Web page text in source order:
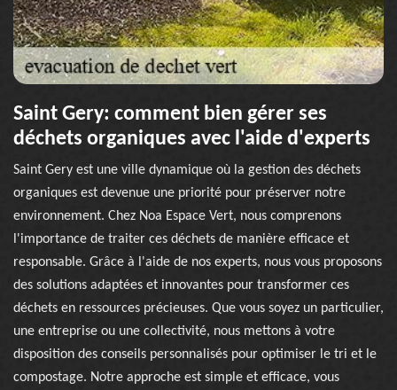
Saint Gery: comment bien gérer ses
déchets organiques avec l'aide d'experts
Saint Gery est une ville dynamique où la gestion des déchets
organiques est devenue une priorité pour préserver notre
environnement. Chez Noa Espace Vert, nous comprenons
l'importance de traiter ces déchets de manière efficace et
responsable. Grâce à l'aide de nos experts, nous vous proposons
des solutions adaptées et innovantes pour transformer ces
déchets en ressources précieuses. Que vous soyez un particulier,
une entreprise ou une collectivité, nous mettons à votre
disposition des conseils personnalisés pour optimiser le tri et le
compostage. Notre approche est simple et efficace, vous